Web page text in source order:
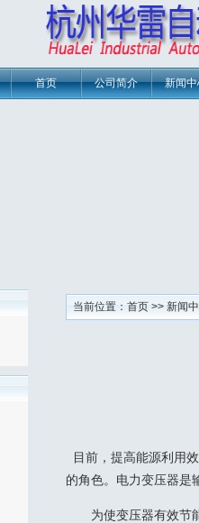
新闻
公司简介
首页
当前位置： 首页 >> 新闻
目前，提高能源利用
的角色。电力变压器是
为使变压器有效节能